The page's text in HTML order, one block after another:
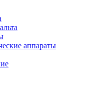
аппараты